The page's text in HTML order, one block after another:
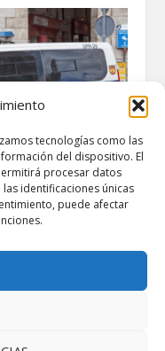
tecnologías como las
del dispositivo. El
procesar datos
identificaciones únicas
puede afectar
asesinar a un